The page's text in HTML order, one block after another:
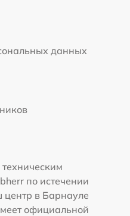
данных
по истечении
центр в Барнауле
официальной